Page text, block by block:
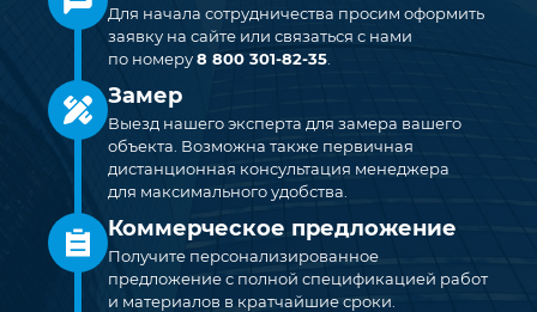
Для начала сотрудничества просим оформить
заявку на сайте или связаться с нами
по номеру8 800 301-82-35
Замер
Выезд нашего эксперта для замера вашего
объекта. Возможна также первичная
дистанционная консультация менеджера
для максимального удобства.
Коммерческое предложение
Получите персонализированное
предложение с полной спецификацией работ
и материалов в кратчайшие сроки.